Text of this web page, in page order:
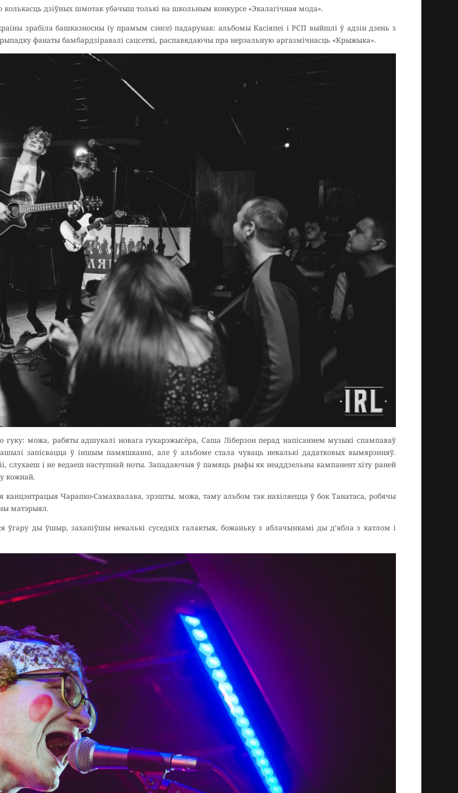
дзіўных шмотак убачыш толькі на школьным конкурсе «Экалагічная мода».
зрабіла башказносны (у прамым сэнсе) падарунак: альбомы Касіяпеі і РСП выйшлі ў адзін дзень з
фанаты бамбардзіравалі сацсеткі, распавядаючы пра нерэальную аргазмічнасць «Крыжыка».
гуку: можа, рабяты адшукалі новага гукарэжысёра, Саша Ліберзон перад напісаннем музыкі спампаваў
запісвацца ў іншым памяшканні, але ў альбоме стала чуваць некалькі дадатковых вымярэнняў.
слухаеш і не ведаеш наступнай ноты. Западаючыя ў памяць рыфы як неаддзельны кампанент хіту раней
кожнай.
канцэнтрацыя Чарапко-Самахвалава, зрэшты, можа, таму альбом так нахіляецца ў бок Танатаса, робячы
матэрыял.
ўгару ды ўшыр, захапіўшы некалькі суседніх галактык, божаньку з аблачынкамі ды д’ябла з катлом і